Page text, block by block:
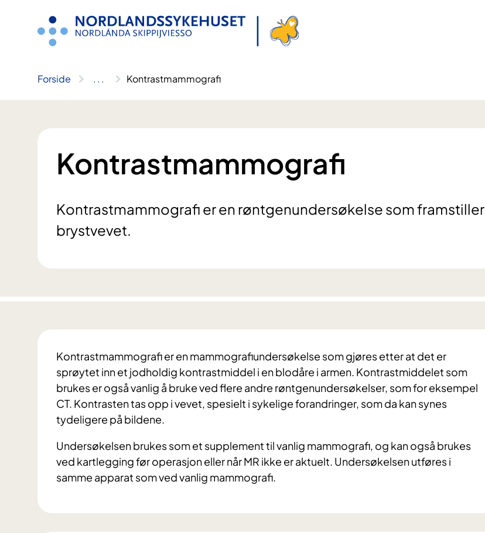
Forside .. . Kontrastmammografi
Kontrastmammografi
Kontrastmammografi er en røntgenundersøkelse som framstiller
brystvevet.
Kontrastmammografi er en mammografiundersøkelse som gjøres etter at det er
sprøytet inn et jodholdig kontrastmiddel i en blodåre i armen. Kontrastmiddelet som
brukes er også vanlig å bruke ved flere andre røntgenundersøkelser, som for eksempel
CT. Kontrasten tas opp i vevet, spesielt i sykelige forandringer, som da kan synes
tydeligere på bildene.
Undersøkelsen brukes som et supplement til vanlig mammografi, og kan også brukes
ved kartlegging før operasjon eller når MR ikke er aktuelt. Undersøkelsen utføres i
samme apparat som ved vanlig mammografi.